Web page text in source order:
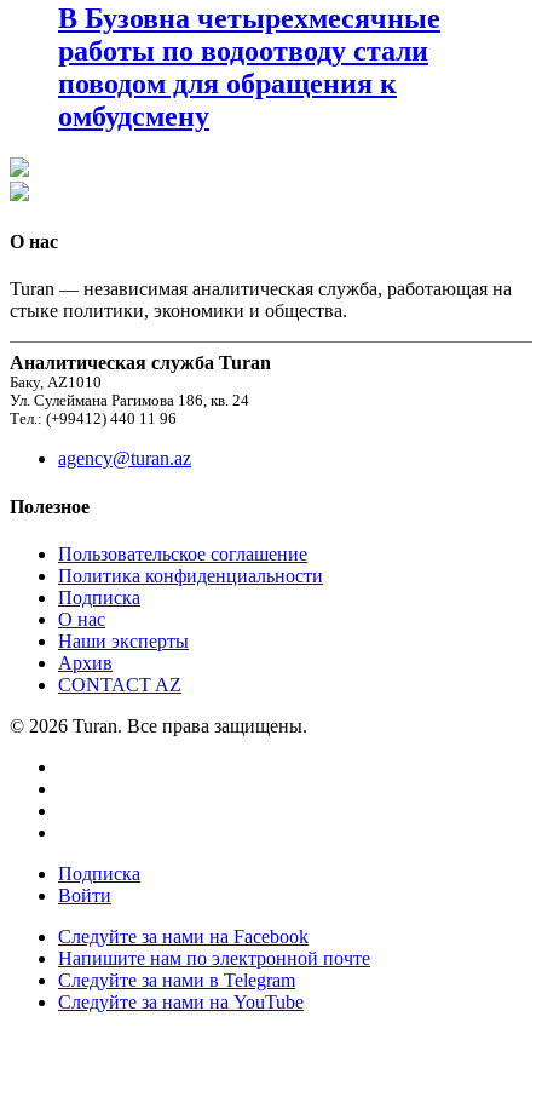
В Бузовна четырехмесячные
работы по водоотводу стали
поводом для обращения к
омбудсмену
О нас
Turan — независимая аналитическая служба, работающая на
стыке политики, экономики и общества.
Аналитическая служба Turan
Баку, AZ1010
Ул. Сулеймана Рагимова 186, кв. 24
Тел.: (+99412) 440 11 96
agency@turan.az
Полезное
Пользовательское соглашение
Политика конфиденциальности
Подписка
О нас
Наши эксперты
Архив
CONTACT AZ
© 2026 Turan. Все права защищены.
Подписка
Войти
Следуйте за нами на Facebook
Напишите нам по электронной почте
Следуйте за нами в Telegram
Следуйте за нами на YouTube